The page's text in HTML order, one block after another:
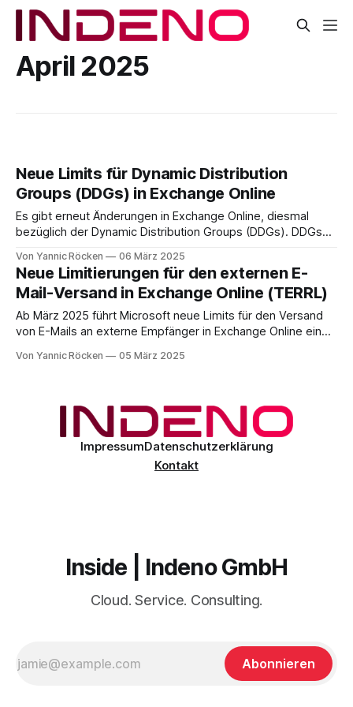
April 2025
Neue Limits für Dynamic Distribution
Groups (DDGs) in Exchange Online
Es gibt erneut Änderungen in Exchange Online, diesmal
bezüglich der Dynamic Distribution Groups (DDGs). DDGs
auf bestimmten Kriterien wie Benutzerattributen oder -
eigenschaften erstellt werden, anstatt manuell Mitglieder
hinzuzufügen. Diese Änderung betrifft alle Organisationen,
die DDGs nutzen, da künftig die Anzahl der erstellbaren
DDGs begrenzt
Von Yannic Röcken 06 März 2025
Neue Limitierungen für den externen E-
Mail-Versand in Exchange Online (TERRL)
Ab März 2025 führt Microsoft neue Limits für den Versand
von E-Mails an externe Empfänger in Exchange Online ein
Limits). Diese Maßnahme soll den Missbrauch des Dienstes
Von Yannic Röcken 05 März 2025
ImpressumDatenschutzerklärung
Kontakt
Inside | Indeno GmbH
Cloud. Service. Consulting.
Abonnieren